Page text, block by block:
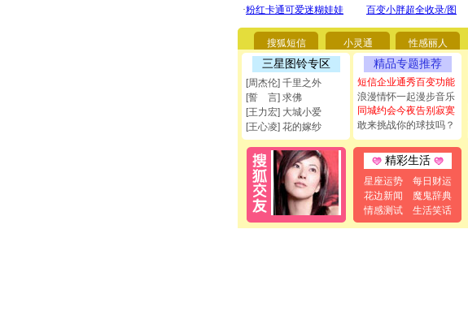
搜狐短信 小灵通 性感丽人
三星图铃专区
[周杰伦] 千里之外
[誓 言] 求佛
[王力宏] 大城小爱
[王心凌] 花的嫁纱
精品专题推荐
短信企业通秀百变功能
浪漫情怀一起漫步音乐
同城约会今夜告别寂寞
敢来挑战你的球技吗？
精彩生活
星座运势
每日财运
花边新闻
魔鬼辞典
情感测试
生活笑话